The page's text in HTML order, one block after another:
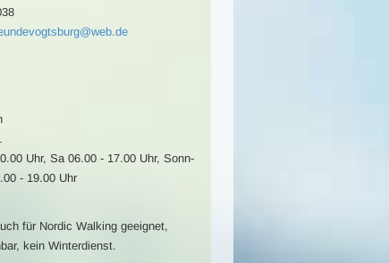
Uhr, Sa 06.00 - 17.00 Uhr, Sonn-
- 19.00 Uhr
für Nordic Walking geeignet,
kein Winterdienst.